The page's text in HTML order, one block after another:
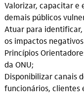
Valorizar, capacitar e
demais públicos
Atuar para
os impactos
Princípios
da ONU;
Disponibilizar canais
funcionários, clientes